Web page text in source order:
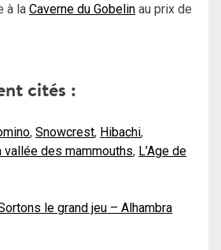
à la Caverne du Gobelin au prix de
cités :
, Snowcrest, Hibachi,
vallée des mammouths, L’Age de
le grand jeu – Alhambra